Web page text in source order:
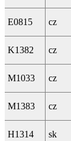
E0815 cz
K1382 cz
M1033 cz
M1383 cz
H1314 sk